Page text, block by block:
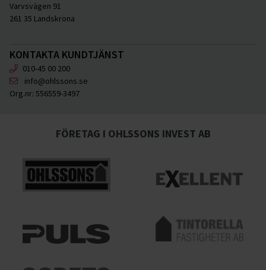
Varvsvägen 91
261 35 Landskrona
KONTAKTA KUNDTJÄNST
010-45 00 200
info@ohlssons.se
Org.nr: 556559-3497
FÖRETAG I OHLSSONS INVEST AB